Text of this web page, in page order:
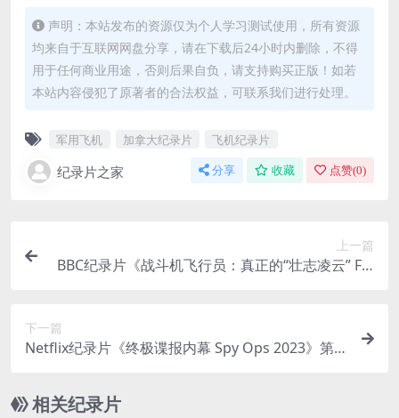
声明：本站发布的资源仅为个人学习测试使用，所有资源
均来自于互联网网盘分享，请在下载后24小时内删除，不得
用于任何商业用途，否则后果自负，请支持购买正版！如若
本站内容侵犯了原著者的合法权益，可联系我们进行处理。
军用飞机 加拿大纪录片 飞机纪录片
纪录片之家 分享 收藏 点赞(0)
上一篇
BBC纪录片《战斗机飞行员：真正的“壮志凌云” Fig
行员
下一篇
Netflix纪录片《终极谍报内幕 Spy Ops 2023》第
V/15.5G 间谍行动
相关纪录片